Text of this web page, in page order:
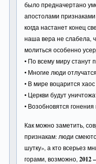
было предначертано
апостолами
когда настанет конец
наша вера не слабела,
молиться особенно
• По всему миру
• Многие люди
• В мире воцарится хаос
• Церкви будут
• Возобновятся
Как можно заметить,
признакам: люди
шутку», а кто всерьез
горами, возможно,2012